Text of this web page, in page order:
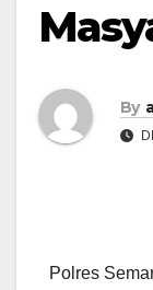
By
Polres